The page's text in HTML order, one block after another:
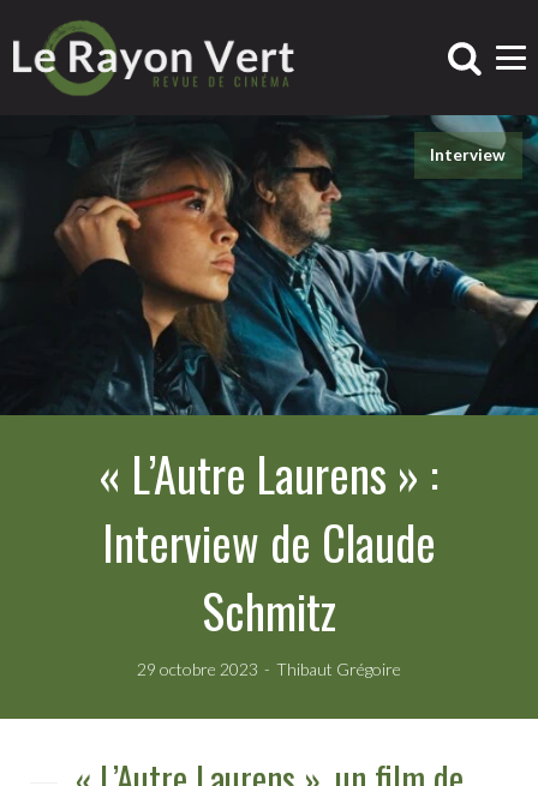
Interview
« L’Autre Laurens » :
Interview de Claude
Schmitz
29 octobre 2023 Thibaut Grégoire